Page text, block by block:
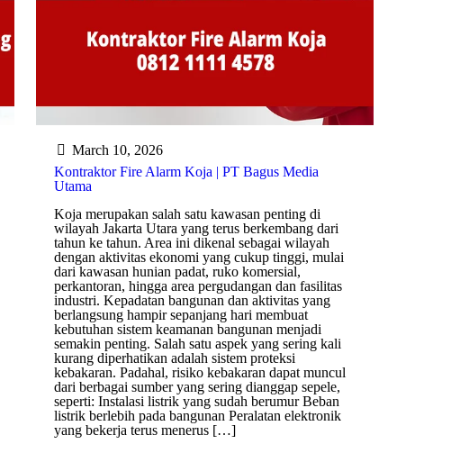
March 10, 2026
Kontraktor Fire Alarm Koja | PT Bagus Media
Utama
Koja merupakan salah satu kawasan penting di
wilayah Jakarta Utara yang terus berkembang dari
tahun ke tahun. Area ini dikenal sebagai wilayah
dengan aktivitas ekonomi yang cukup tinggi, mulai
dari kawasan hunian padat, ruko komersial,
perkantoran, hingga area pergudangan dan fasilitas
industri. Kepadatan bangunan dan aktivitas yang
berlangsung hampir sepanjang hari membuat
kebutuhan sistem keamanan bangunan menjadi
semakin penting. Salah satu aspek yang sering kali
kurang diperhatikan adalah sistem proteksi
kebakaran. Padahal, risiko kebakaran dapat muncul
dari berbagai sumber yang sering dianggap sepele,
seperti: Instalasi listrik yang sudah berumur Beban
listrik berlebih pada bangunan Peralatan elektronik
yang bekerja terus menerus […]